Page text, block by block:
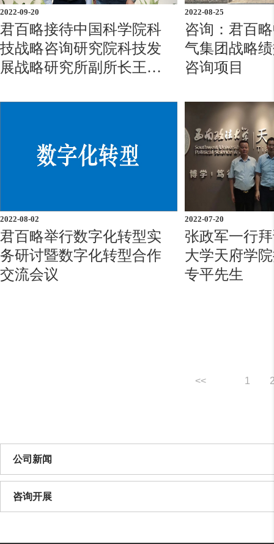
2022-09-20
君百略接待中国科学院科
技战略咨询研究院科技发
展战略研究所副所长王晓
2022-08-25
咨询：君百
气集团战略
咨询项目
2022-08-02
君百略举行数字化转型实
务研讨暨数字化转型合作
交流会议
2022-07-20
张政军一行
大学天府学
专平先生
<< 1
公司新闻
咨询开展